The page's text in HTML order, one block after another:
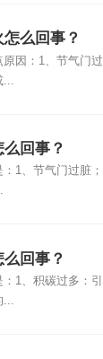
么回事？
因：1、节气门过
回事？
1、节气门过脏；
回事？
1、积碳过多：引
...